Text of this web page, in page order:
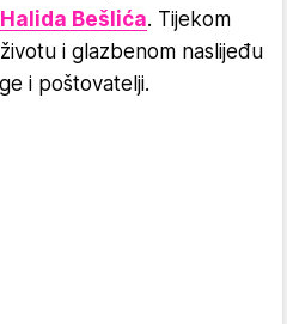
Halida Bešlića. Tijekom
i glazbenom naslijeđu
i poštovatelji.